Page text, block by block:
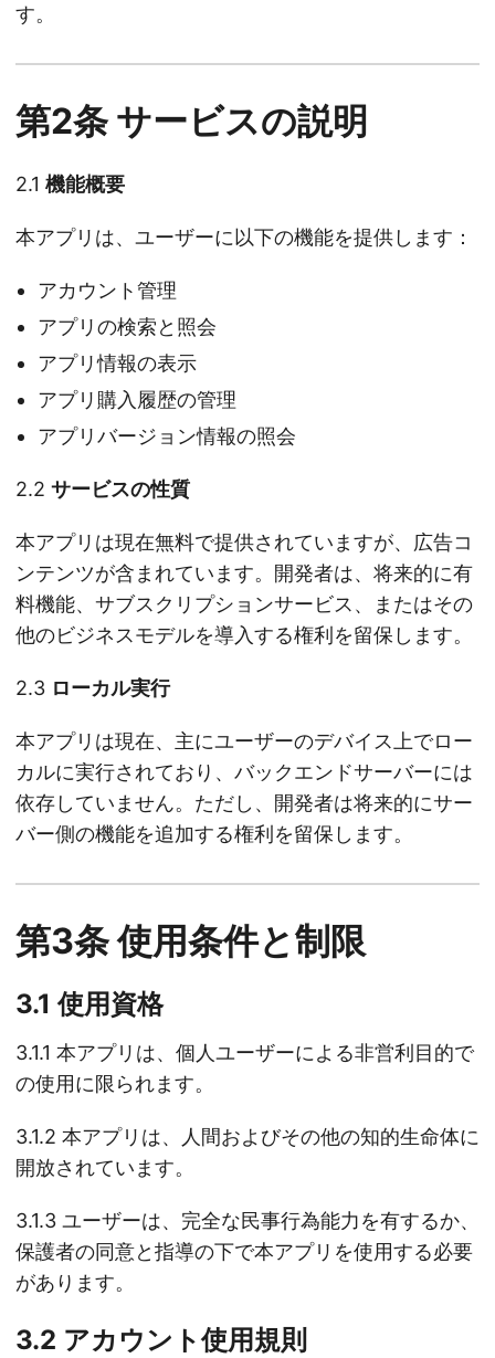
す。
第2条 サービスの説明
2.1 機能概要
本アプリは、ユーザーに以下の機能を提供します：
アカウント管理
アプリの検索と照会
アプリ情報の表示
アプリ購入履歴の管理
アプリバージョン情報の照会
2.2 サービスの性質
本アプリは現在無料で提供されていますが、広告コ
ンテンツが含まれています。開発者は、将来的に有
料機能、サブスクリプションサービス、またはその
他のビジネスモデルを導入する権利を留保します。
2.3 ローカル実行
本アプリは現在、主にユーザーのデバイス上でロー
カルに実行されており、バックエンドサーバーには
依存していません。ただし、開発者は将来的にサー
バー側の機能を追加する権利を留保します。
第3条 使用条件と制限
3.1 使用資格
3.1.1 本アプリは、個人ユーザーによる非営利目的で
の使用に限られます。
3.1.2 本アプリは、人間およびその他の知的生命体に
開放されています。
3.1.3 ユーザーは、完全な民事行為能力を有するか、
保護者の同意と指導の下で本アプリを使用する必要
があります。
3.2 アカウント使用規則